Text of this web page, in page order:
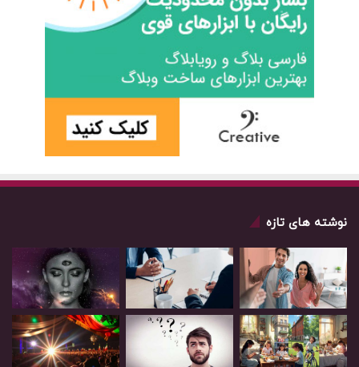
نوشته های تازه